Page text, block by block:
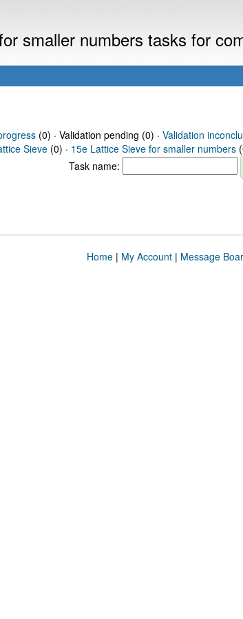
smaller numbers tasks for
(0) · Validation pending (0) · Validation
Sieve (0) · 15e Lattice Sieve for smaller numbers
Task name:
Home| My Account| Message